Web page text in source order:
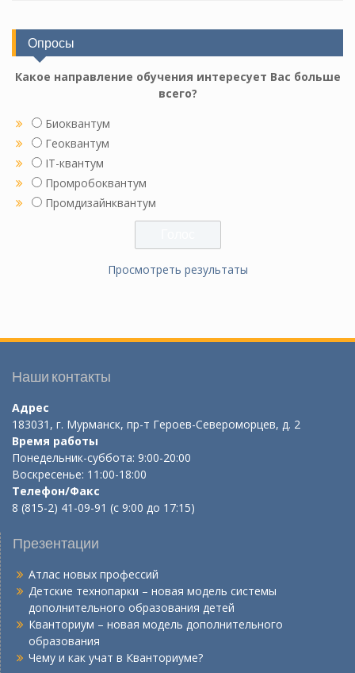
Опросы
Какое направление обучения интересует Вас больше
всего?
Биоквантум
Геоквантум
IT-квантум
Промробоквантум
Промдизайнквантум
Просмотреть результаты
Наши контакты
Адрес
183031, г. Мурманск, пр-т Героев-Североморцев, д. 2
Время работы
Понедельник-суббота: 9:00-20:00
Воскресенье: 11:00-18:00
Телефон/Факс
8 (815-2) 41-09-91 (с 9:00 до 17:15)
Презентации
Атлас новых профессий
Детские технопарки – новая модель системы
дополнительного образования детей
Кванториум – новая модель дополнительного
образования
Чему и как учат в Кванториуме?